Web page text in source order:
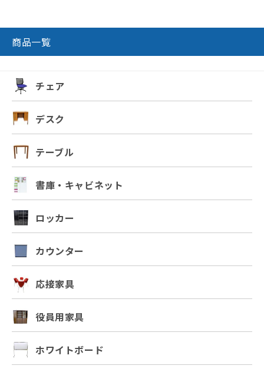
商品一覧
チェア
デスク
テーブル
書庫・キャビネット
ロッカー
カウンター
応接家具
役員用家具
ホワイトボード